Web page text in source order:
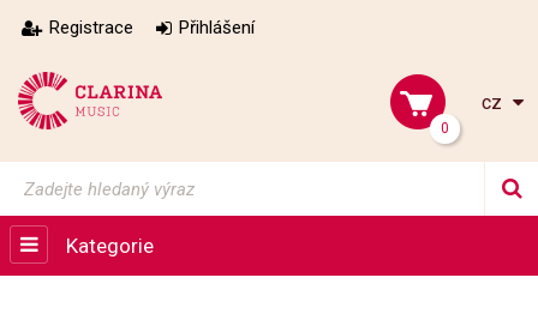
Registrace Přihlášení
0
cz
Kategorie